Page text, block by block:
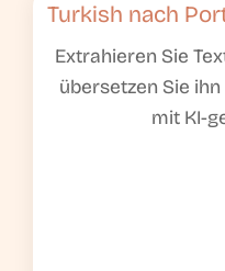
Turkish nach
Extrahieren Sie
übersetzen Sie
mit KI-